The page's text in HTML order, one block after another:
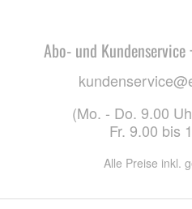
Abo- und
(Mo. - Do. 9.00
Fr. 9.00 bis
Alle Preise inkl.